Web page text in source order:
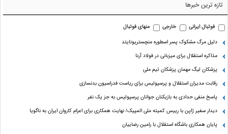
تازه ترین خبرها
فوتبال ایرانی خارجی
منهای فوتبال
دلیل مرگ مشکوک پسر اسطوره منچستریونایتد
مذاکره استقلال برای میزبانی در فولاد آرنا
پزشکان لیگ مهمان پزشکان تیم ملی
رقابت مدیران استقلال و پرسپولیس برای ریاست فدراسیون بدنسازی
پاسخ منفی حدادی به بازیکنان جوانان پرسپولیس به جز یک نفر
دیدار سفیر ژاپن با رییس کمیته ملی المپیک/ نهایت همکاری برای اعزام کاروان ایران به ناگویا
پایان همکاری باشگاه استقلال با رامین رضاییان